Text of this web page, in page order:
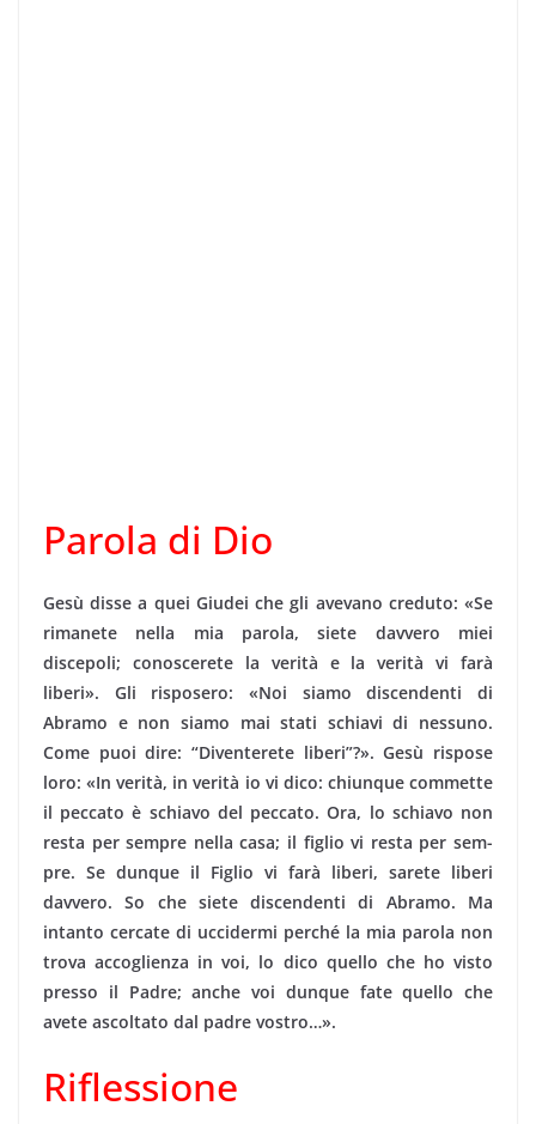
Parola di Dio
Gesù disse a quei Giudei che gli avevano creduto: «Se
rimanete nella mia parola, siete davvero miei
discepoli; co­noscerete la verità e la verità vi farà
liberi». Gli risposero: «Noi siamo discendenti di
Abramo e non siamo mai stati schiavi di nessuno.
Come puoi dire: “Diventerete liberi”?». Gesù rispose
loro: «In verità, in verità io vi dico: chiunque commette
il peccato è schiavo del peccato. Ora, lo schiavo non
resta per sempre nella casa; il figlio vi resta per sem­
pre. Se dunque il Figlio vi farà liberi, sarete liberi
davvero. So che siete discendenti di Abramo. Ma
intanto cercate di uccidermi perché la mia parola non
trova accoglienza in voi, lo dico quello che ho visto
presso il Padre; anche voi dunque fate quello che
avete ascoltato dal padre vostro…».
Riflessione